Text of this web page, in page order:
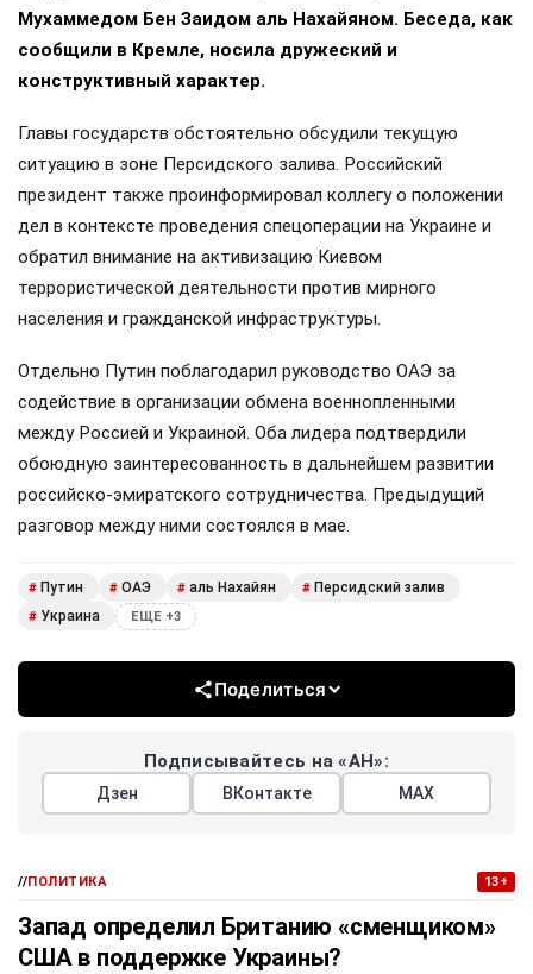
Мухаммедом Бен Заидом аль Нахайяном. Беседа, как
сообщили в Кремле, носила дружеский и
конструктивный характер.
Главы государств обстоятельно обсудили текущую
ситуацию в зоне Персидского залива. Российский
президент также проинформировал коллегу о положении
дел в контексте проведения спецоперации на Украине и
обратил внимание на активизацию Киевом
террористической деятельности против мирного
населения и гражданской инфраструктуры.
Отдельно Путин поблагодарил руководство ОАЭ за
содействие в организации обмена военнопленными
между Россией и Украиной. Оба лидера подтвердили
обоюдную заинтересованность в дальнейшем развитии
российско-эмиратского сотрудничества. Предыдущий
разговор между ними состоялся в мае.
# Путин # ОАЭ # аль Нахайян # Персидский залив
# Украина ЕЩЕ +3
Поделиться
Подписывайтесь на «АН»:
Дзен ВКонтакте МАХ
//ПОЛИТИКА 13+
Запад определил Британию «сменщиком»
США в поддержке Украины?